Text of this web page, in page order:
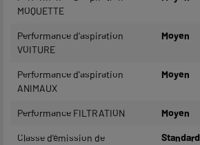
MOQUETTE
Performance d'aspiration
VOITURE
Moyen
Performance d'aspiration
ANIMAUX
Moyen
Performance FILTRATION Moyen
Classe d'émission de
Standard